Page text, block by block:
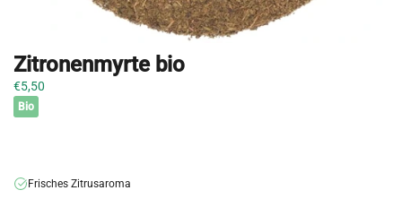
Zitronenmyrte bio
€5,50
Bio
Frisches Zitrusaroma